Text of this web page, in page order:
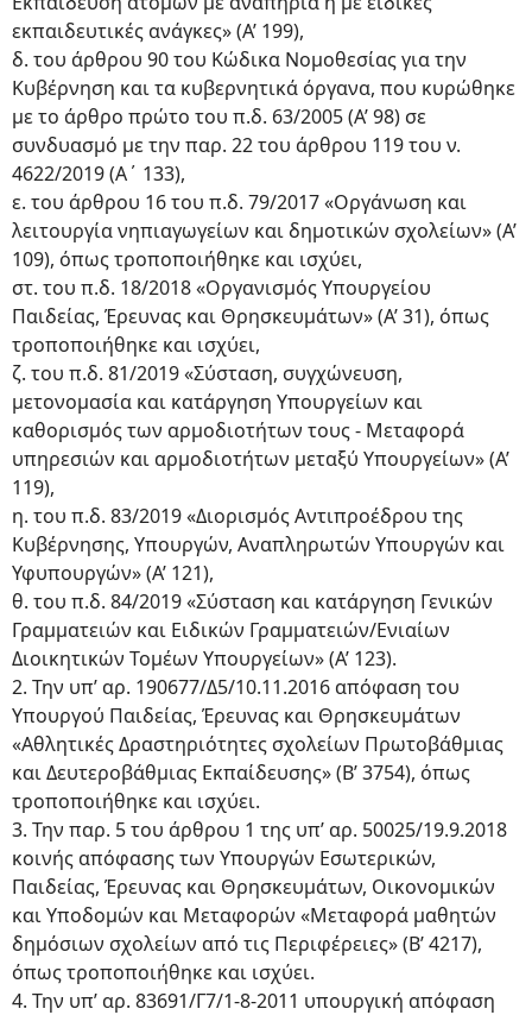
εκπαιδευτικές ανάγκες» (Α’ 199),
δ. του άρθρου 90 του Κώδικα Νομοθεσίας για την
Κυβέρνηση και τα κυβερνητικά όργανα, που κυρώθηκε
με το άρθρο πρώτο του π.δ. 63/2005 (Α’ 98) σε
συνδυασμό με την παρ. 22 του άρθρου 119 του ν.
4622/2019 (Α΄ 133),
ε. του άρθρου 16 του π.δ. 79/2017 «Οργάνωση και
λειτουργία νηπιαγωγείων και δημοτικών σχολείων» (Α’
109), όπως τροποποιήθηκε και ισχύει,
στ. του π.δ. 18/2018 «Οργανισμός Υπουργείου
Παιδείας, Έρευνας και Θρησκευμάτων» (Α’ 31), όπως
τροποποιήθηκε και ισχύει,
ζ. του π.δ. 81/2019 «Σύσταση, συγχώνευση,
μετονομασία και κατάργηση Υπουργείων και
καθορισμός των αρμοδιοτήτων τους - Μεταφορά
υπηρεσιών και αρμοδιοτήτων μεταξύ Υπουργείων» (Α’
119),
η. του π.δ. 83/2019 «Διορισμός Αντιπροέδρου της
Κυβέρνησης, Υπουργών, Αναπληρωτών Υπουργών και
Υφυπουργών» (Α’ 121),
θ. του π.δ. 84/2019 «Σύσταση και κατάργηση Γενικών
Γραμματειών και Ειδικών Γραμματειών/Ενιαίων
Διοικητικών Τομέων Υπουργείων» (Α’ 123).
2. Την υπ’ αρ. 190677/Δ5/10.11.2016 απόφαση του
Υπουργού Παιδείας, Έρευνας και Θρησκευμάτων
«Αθλητικές Δραστηριότητες σχολείων Πρωτοβάθμιας
και Δευτεροβάθμιας Εκπαίδευσης» (Β’ 3754), όπως
τροποποιήθηκε και ισχύει.
3. Την παρ. 5 του άρθρου 1 της υπ’ αρ. 50025/19.9.2018
κοινής απόφασης των Υπουργών Εσωτερικών,
Παιδείας, Έρευνας και Θρησκευμάτων, Οικονομικών
και Υποδομών και Μεταφορών «Μεταφορά μαθητών
δημόσιων σχολείων από τις Περιφέρειες» (Β’ 4217),
όπως τροποποιήθηκε και ισχύει.
4. Την υπ’ αρ. 83691/Γ7/1-8-2011 υπουργική απόφαση